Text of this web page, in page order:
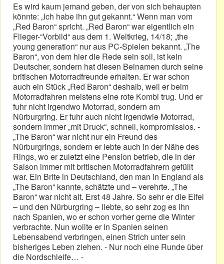
Es wird kaum jemand geben, der von sich behaupten
könnte: „Ich habe ihn gut gekannt.“ Wenn man vom
„Red Baron“ spricht. „Red Baron“ war eigentlich ein
Flieger-“Vorbild“ aus dem 1. Weltkrieg, 14/18; „the
young generation“ nur aus PC-Spielen bekannt. „The
Baron“, von dem hier die Rede sein soll, ist kein
Deutscher, sondern hat diesen Beinamen durch seine
britischen Motorradfreunde erhalten. Er war schon
auch ein Stück „Red Baron“ deshalb, weil er beim
Motorradfahren meistens eine rote Kombi trug. Und er
fuhr nicht irgendwo Motorrad, sondern am
Nürburgring. Er fuhr auch nicht irgendwie Motorrad,
sondern immer „mit Druck“, schnell, kompromisslos. -
„The Baron“ war nicht nur ein Freund des
Nürburgrings, sondern er lebte auch in der Nähe des
Rings, wo er zuletzt eine Pension betrieb, die in der
Saison immer mit britischen Motorradfahrern gefüllt
war. Ein Brite in Deutschland, den man in England als
„The Baron“ kannte, schätzte und – verehrte. „The
Baron“ war nicht alt. Erst 48 Jahre. So sehr er die Eifel
– und den Nürburgring – liebte, so sehr zog es ihn
nach Spanien, wo er schon vorher gerne die Winter
verbrachte. Nun wollte er in Spanien seinen
Lebensabend verbringen, einen Strich unter sein
bisheriges Leben ziehen. - Nur noch eine Runde über
die Nordschleife… -